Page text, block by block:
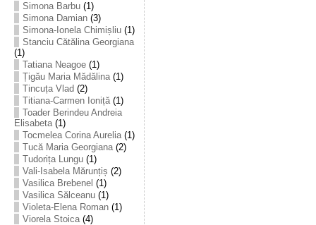
Simona Barbu(1)
Simona Damian(3)
Simona-Ionela Chimișliu(1)
Stanciu Cătălina Georgiana
(1)
Tatiana Neagoe(1)
Țigău Maria Mădălina(1)
Tincuța Vlad (2)
Titiana-Carmen Ioniță(1)
Toader Berindeu Andreia
Elisabeta(1)
Tocmelea Corina Aurelia(1)
Tucă Maria Georgiana(2)
Tudorița Lungu(1)
Vali-Isabela Mărunțiș (2)
Vasilica Brebenel (1)
Vasilica Sălceanu(1)
Violeta-Elena Roman(1)
Viorela Stoica(4)